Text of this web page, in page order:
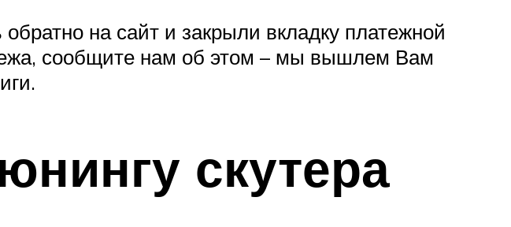
на сайт и закрыли вкладку платежной
сообщите нам об этом – мы вышлем Вам
скутера